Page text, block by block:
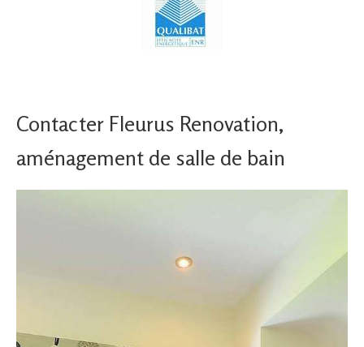
Contacter Fleurus Renovation,
aménagement de salle de bain